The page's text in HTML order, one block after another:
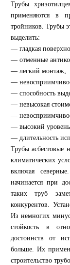
Трубы
применяются в
тройников. Трубы
выделить:
— гладкая
— отменные
— легкий монтаж;
—
— способность
— невысокая
—
— высокий уровень
— длительность
Трубы асбестовые
климатических
включая
начинается при
таких труб
конкурентов.
Из немногих
стойкость в
достоинств от
больше. Их
строительство